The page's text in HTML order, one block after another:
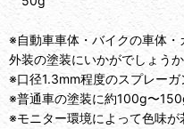
※自動車車体・バイクの車体・
外装の塗装にいかがでしょう
※口径1.3mm程度のスプレー
※普通車の塗装に約100g〜
※モニター環境によって色味